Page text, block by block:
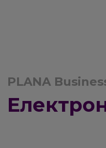
PLANA